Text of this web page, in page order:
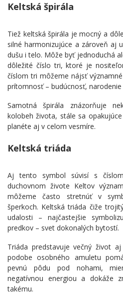
Keltská špirála
Tiež keltská špirála je mocný a
silné harmonizujúce a zároveň aj
dušu i telo. Môže byť jednoduchá
dôležité číslo tri, ktoré je
číslom tri môžeme nájsť
prítomnosť – budúcnosť,
Samotná špirála znázorňuje
kolobeh života, stále sa
planéte aj v celom vesmíre.
Keltská triáda
Aj tento symbol súvisí s
duchovnom živote Keltov
môžeme často stretnúť v
šperkoch. Keltská triáda čiže
udalosti – najčastejšie
predkov – svet dokonalých bytostí.
Triáda predstavuje večný život
podobe osobného amuletu
pevnú pôdu pod nohami,
negatívnou energiou a dokáže
takému.